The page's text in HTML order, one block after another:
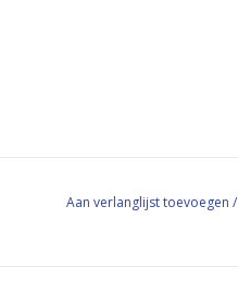
Aan verlanglijst toevoegen /